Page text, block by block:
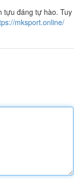
tựu đáng tự hào. Tuy
mksport.online/